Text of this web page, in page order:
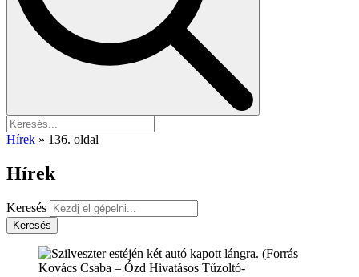
Hírek » 136. oldal
Hírek
Keresés
Keresés